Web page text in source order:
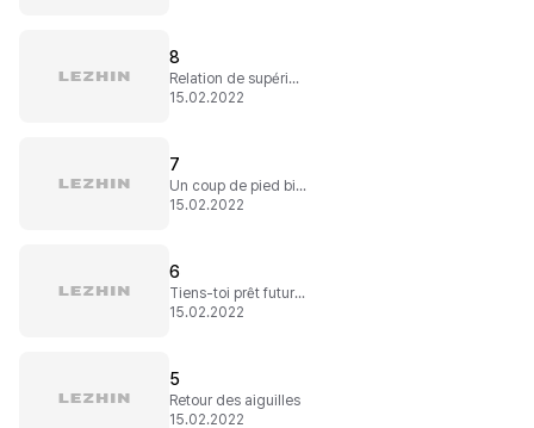
8
Relation de supérieur à subordonnée
15.02.2022
7
Un coup de pied bien placé
15.02.2022
6
Tiens-toi prêt futur papa !
15.02.2022
5
Retour des aiguilles
15.02.2022